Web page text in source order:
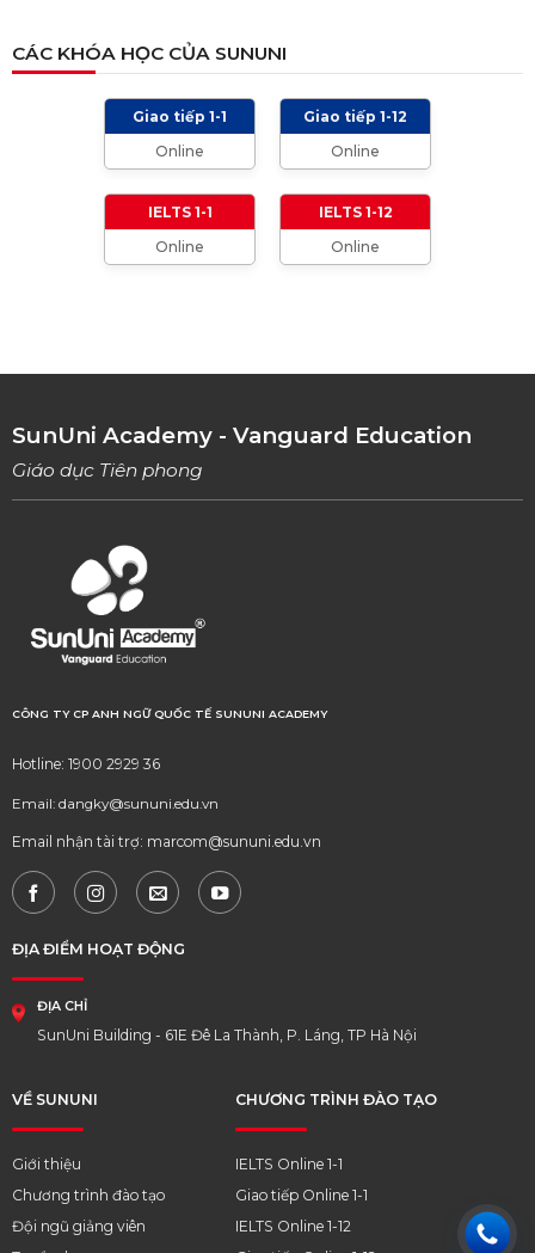
05/12/2021
TIÊU CHÍ CHẤM IELTS SPEAKING, WRITING
2024 VÀ NHỮNG LƯU Ý
TỔNG HỢP CÁCH XƯNG HÔ TRONG TIẾNG
ANH (Từ formal đến informal)
DỤNG VÀ CÁCH VẬN DỤNG
CÁC KHÓA HỌC CỦA SUNUNI
Giao tiếp 1-1
Online
Giao tiếp 1-12
Online
IELTS 1-1
Online
IELTS 1-12
Online
SunUni Academy - Vanguard Education
Giáo dục Tiên phong
CÔNG TY CP ANH NGỮ QUỐC TẾ SUNUNI ACADEMY
Hotline: 1900 2929 36
Email: dangky@sununi.edu.vn
Email nhận tài trợ: marcom@sununi.edu.vn
VỀ SUNUNI
Giới thiệu
Chương trình đào tạo
Đội ngũ giảng viên
ĐỊA ĐIỂM HOẠT ĐỘNG
ĐỊA CHỈ
SunUni Building - 61E Đê La Thành, P. Láng, TP Hà Nội
CHƯƠNG TRÌNH ĐÀO TẠO
IELTS Online 1-1
Giao tiếp Online 1-1
IELTS Online 1-12